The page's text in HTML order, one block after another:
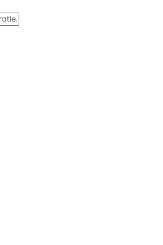
Zoek leveranciers, inspiratie...